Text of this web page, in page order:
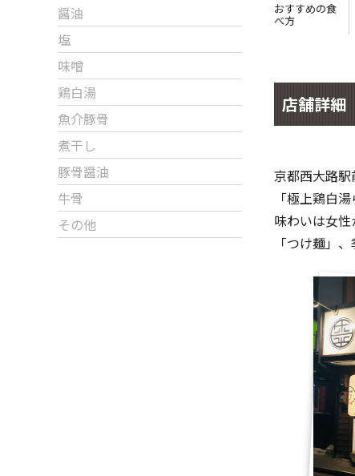
醤油
塩
味噌
鶏白湯
魚介豚骨
煮干し
豚骨醤油
牛骨
その他
おすすめの食
べ方
店舗詳細
京都西大路
「極上鶏白
味わいは女性
「つけ麺」